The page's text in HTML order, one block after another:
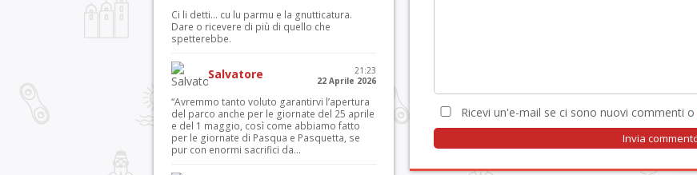
Ricevi un'e-mail se ci sono nuovi commenti o
Ci li detti… cu lu parmu e la gnutticatura.
Dare o ricevere di più di quello che
spetterebbe.
Salvatore
21:23
22 Aprile 2026
“Avremmo tanto voluto garantirvi l’apertura
del parco anche per le giornate del 25 aprile
e del 1 maggio, così come abbiamo fatto
per le giornate di Pasqua e Pasquetta, se
pur con enormi sacrifici da...